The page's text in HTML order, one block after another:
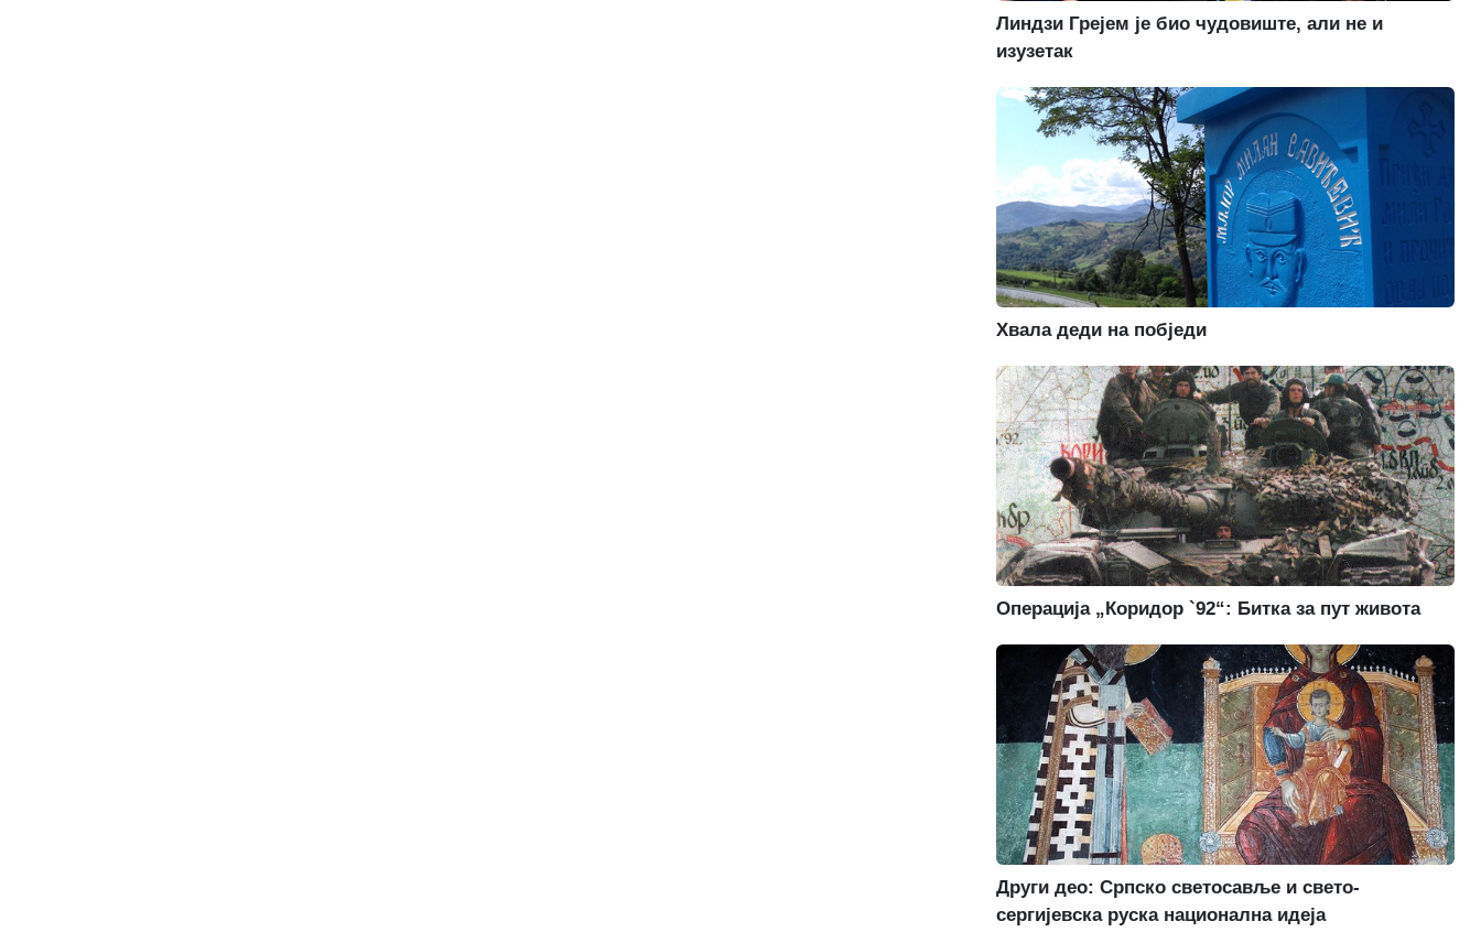
Линдзи Грејем је био чудовиште, али не и
изузетак
Хвала деди на побједи
Операција „Коридор `92“: Битка за пут живота
Други део: Српско светосавље и свето-
сергијевска руска национална идеја